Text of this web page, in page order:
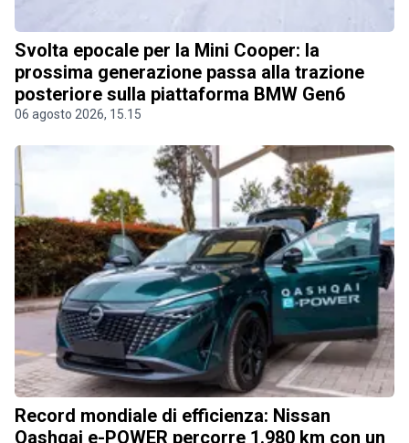
Svolta epocale per la Mini Cooper: la
prossima generazione passa alla trazione
posteriore sulla piattaforma BMW Gen6
06 agosto 2026, 15.15
Record mondiale di efficienza: Nissan
Qashqai e-POWER percorre 1.980 km con un